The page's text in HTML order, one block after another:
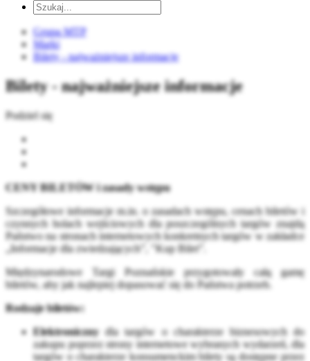
Grupa MTP
Marki
Bilety - najważniejsze informacje
Bilety - najważniejsze informacje
Podziel się
CENY BILETÓW i zasady wstępu
Szczegółowe informacje m.in. o zasadach wstępu, cenach biletów i
czynnych holach wejściowych dla poszczególnych targów znajdą
Państwo na stronach internetowych konkretnych targów w zakładce
„Informacje dla zwiedzających”, "Kup Bilet”.
Międzynarodowe Targi Poznańskie przygotowały całą gamę
biletów, aby jak najlepiej dopasować się do Państwa potrzeb.
Rodzaje biletów:
Elektronicznydla targów o charakterze biznesowych do
zakupu poprzez strony internetowe wybranych wydarzeń, dla
targów o charakterze konsumenckim bilety są dostępne przez